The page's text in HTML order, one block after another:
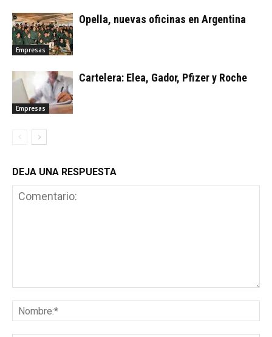
Empresas
Opella, nuevas oficinas en Argentina
Empresas
Cartelera: Elea, Gador, Pfizer y Roche
DEJA UNA RESPUESTA